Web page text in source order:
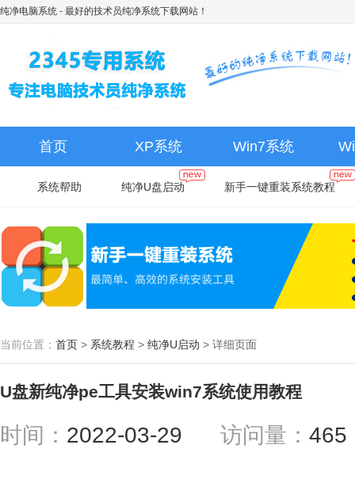
纯净电脑系统 - 最好的技术员纯净系统下载网站！
首页 XP系统 Win7系统
系统帮助 纯净U盘启动 新手一键重装系统教程
当前位置： 首页 > 系统教程 > 纯净U启动 > 详细页面
U盘新纯净pe工具安装win7系统使用教程
时间： 2022-03-29 访问量：